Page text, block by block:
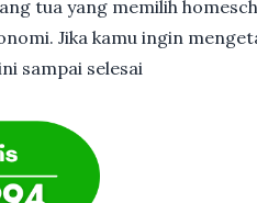
tua yang memilih
Jika kamu ingin
sampai selesai